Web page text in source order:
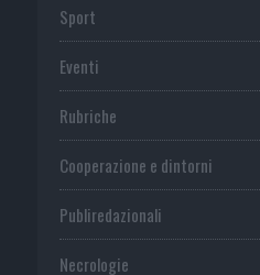
Sport
Eventi
Rubriche
Cooperazione e dintorni
Publiredazionali
Necrologie